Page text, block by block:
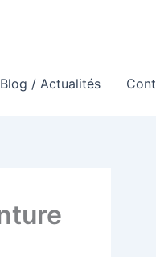
Blog / Actualités